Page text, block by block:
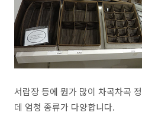
서랍장 등에 뭔가 많이 차곡차곡
데 엄청 종류가 다양합니다.